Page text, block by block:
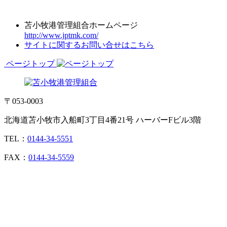
苫小牧港管理組合ホームページ
http://www.jptmk.com/
サイトに関するお問い合せはこちら
ページトップ
〒053-0003
北海道苫小牧市入船町3丁目4番21号 ハーバーFビル3階
TEL： 0144-34-5551
FAX： 0144-34-5559